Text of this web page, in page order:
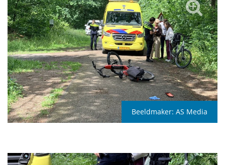
Beeldmaker: AS Media